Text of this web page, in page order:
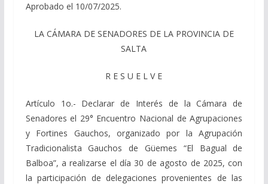
Aprobado el 10/07/2025.
LA CÁMARA DE SENADORES DE LA PROVINCIA DE
SALTA
R E S U E L V E
Artículo 1o.- Declarar de Interés de la Cámara de
Senadores el 29° Encuentro Nacional de Agrupaciones
y Fortines Gauchos, organizado por la Agrupación
Tradicionalista Gauchos de Güemes “El Bagual de
Balboa”, a realizarse el día 30 de agosto de 2025, con
la participación de delegaciones provenientes de las